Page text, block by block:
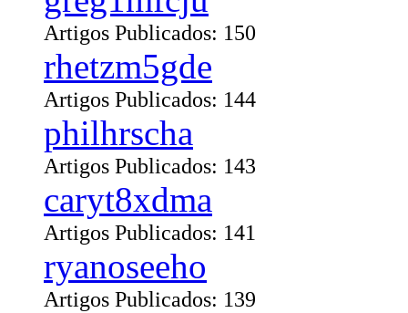
Artigos Publicados: 150
rhetzm5gde
Artigos Publicados: 144
philhrscha
Artigos Publicados: 143
caryt8xdma
Artigos Publicados: 141
ryanoseeho
Artigos Publicados: 139